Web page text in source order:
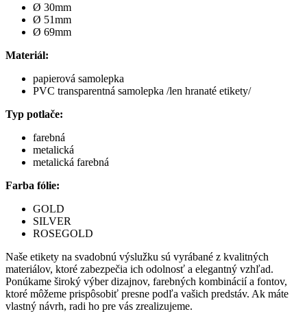
Ø 30mm
Ø 51mm
Ø 69mm
Materiál:
papierová samolepka
PVC transparentná samolepka /len hranaté etikety/
Typ potlače:
farebná
metalická
metalická farebná
Farba fólie:
GOLD
SILVER
ROSEGOLD
Naše etikety na svadobnú výslužku sú vyrábané z kvalitných
materiálov, ktoré zabezpečia ich odolnosť a elegantný vzhľad.
Ponúkame široký výber dizajnov, farebných kombinácií a fontov,
ktoré môžeme prispôsobiť presne podľa vašich predstáv. Ak máte
vlastný návrh, radi ho pre vás zrealizujeme.